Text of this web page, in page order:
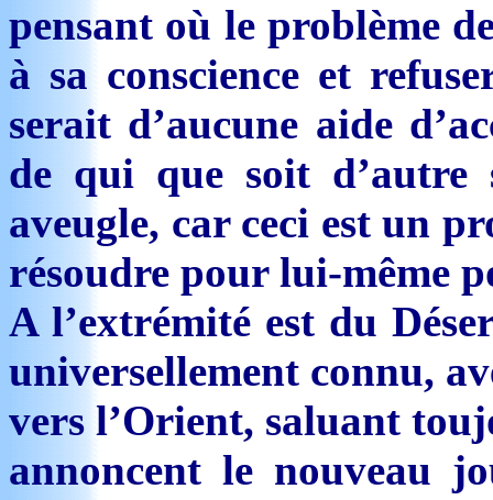
pensant où le problème
à sa conscience et
serait d’aucune aide
de qui que soit
aveugle, car ceci est un
résoudre pour lui-même
A l’extrémité est du
universellement connu,
vers l’Orient, saluant
annoncent le nouveau